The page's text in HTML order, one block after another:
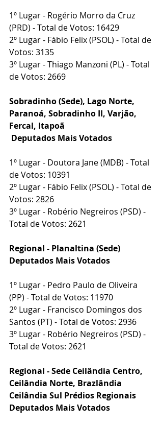
1º Lugar - Rogério Morro da Cruz
(PRD) - Total de Votos: 16429
2º Lugar - Fábio Felix (PSOL) - Total de
Votos: 3135
3º Lugar - Thiago Manzoni (PL) - Total
de Votos: 2669
Sobradinho (Sede), Lago Norte,
Paranoá, Sobradinho II, Varjão,
Fercal, Itapoã
Deputados Mais Votados
1º Lugar - Doutora Jane (MDB) - Total
de Votos: 10391
2º Lugar - Fábio Felix (PSOL) - Total de
Votos: 2826
3º Lugar - Robério Negreiros (PSD) -
Total de Votos: 2621
Regional - Planaltina (Sede)
Deputados Mais Votados
1º Lugar - Pedro Paulo de Oliveira
(PP) - Total de Votos: 11970
2º Lugar - Francisco Domingos dos
Santos (PT) - Total de Votos: 2936
3º Lugar - Robério Negreiros (PSD) -
Total de Votos: 2621
Regional - Sede Ceilândia Centro,
Ceilândia Norte, Brazlândia
Ceilândia Sul Prédios Regionais
Deputados Mais Votados